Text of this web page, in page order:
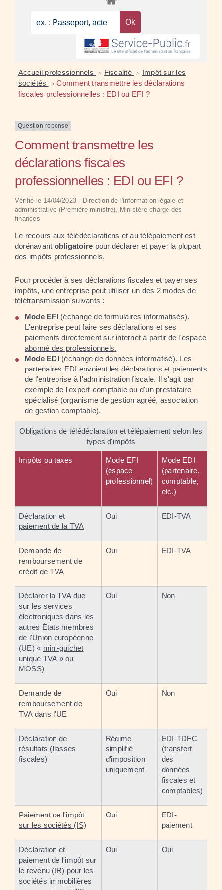
Accueil professionnels > Fiscalité > Impôt sur les
sociétés
> Comment transmettre les déclarations
fiscales professionnelles : EDI ou EFI ?
Question-réponse
Comment transmettre les
déclarations fiscales
professionnelles : EDI ou EFI ?
Vérifié le 14/04/2023 - Direction de l'information légale et
administrative (Première ministre), Ministère chargé des
finances
Le recours aux télédéclarations et au télépaiement est
dorénavant obligatoire pour déclarer et payer la plupart
des impôts professionnels.
Pour procéder à ses déclarations fiscales et payer ses
impôts, une entreprise peut utiliser un des 2 modes de
télétransmission suivants :
Mode EFI(échange de formulaires informatisés).
L'entreprise peut faire ses déclarations et ses
paiements directement sur internet à partir de l'espace
abonné des professionnels.
Mode EDI(échange de données informatisé). Les
partenaires EDI envoient les déclarations et paiements
de l'entreprise à l'administration fiscale. Il s'agit par
exemple de l'expert-comptable ou d'un prestataire
spécialisé (organisme de gestion agréé, association
de gestion comptable).
Obligations de télédéclaration et télépaiement selon les
types d'impôts
Impôts ou taxes
Mode EFI
(espace
professionnel)
Mode EDI
(partenaire,
comptable,
etc.)
Déclaration et
paiement de la TVA
Oui EDI-TVA
Demande de
remboursement de
crédit de TVA
Oui EDI-TVA
Déclarer la TVA due
sur les services
électroniques dans les
autres États membres
de l'Union européenne
(UE) « mini-guichet
unique TVA » ou
MOSS)
Oui Non
Demande de
remboursement de
TVA dans l'UE
Oui Non
Déclaration de
résultats (liasses
fiscales)
Régime
simplifié
d'imposition
uniquement
EDI-TDFC
(transfert
des
données
fiscales et
comptables)
Paiement de l'impôt
sur les sociétés (IS)
Oui
EDI-
paiement
Déclaration et
paiement de l'impôt sur
le revenu (IR) pour les
sociétés immobilières
Oui Oui